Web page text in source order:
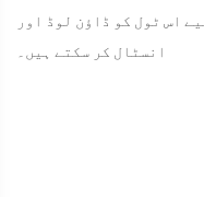
اس ٹول کو ڈاؤن لوڈ اور
انسٹال کر سکتے ہیں۔